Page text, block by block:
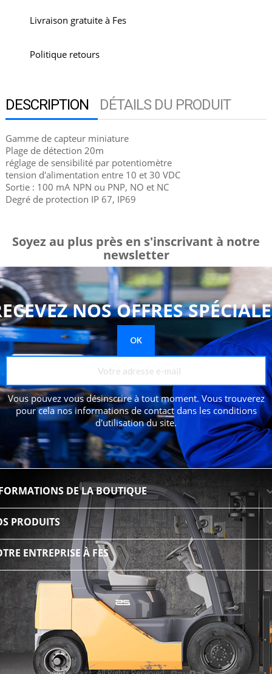
Livraison gratuite à Fes
Politique retours
DESCRIPTION DÉTAILS DU PRODUIT
Gamme de capteur miniature
Plage de détection 20m
réglage de sensibilité par potentiomètre
tension d'alimentation entre 10 et 30 VDC
Sortie : 100 mA NPN ou PNP, NO et NC
Degré de protection IP 67, IP69
Soyez au plus près en s'inscrivant à notre
newsletter
NOS OFFRES
Vous pouvez vous désinscrire à tout moment. Vous trouverez
pour cela nos informations de contact dans les conditions
d'utilisation du site.
DE LA BOUTIQUE
PRODUITS
ENTREPRISE À FES